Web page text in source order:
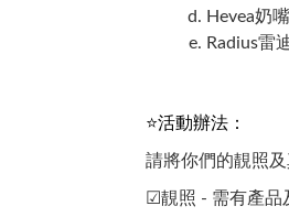
Hevea奶
Radius雷
⭐活動辦法：
請將你們的靚照
☑靚照 - 需有產品